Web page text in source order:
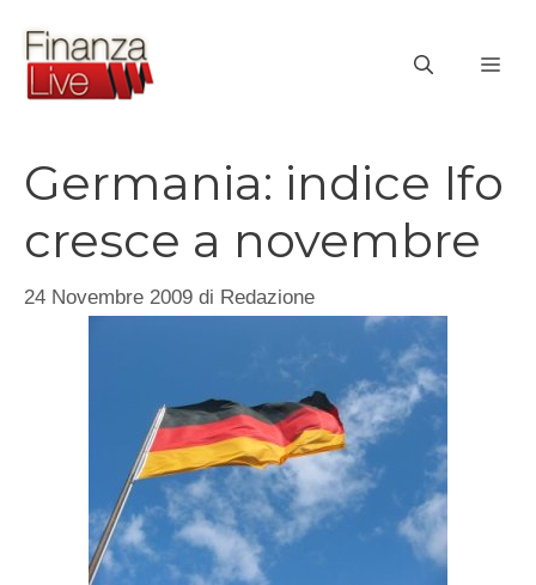
contenuto
Germania: indice Ifo
cresce a novembre
24 Novembre 2009 di Redazione